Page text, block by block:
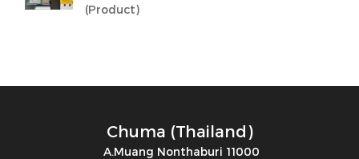
(Product)
Chuma (Thailand)
A.Muang Nonthaburi 11000